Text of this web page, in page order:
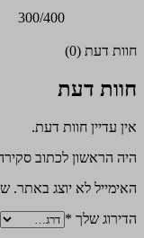
300/400
חוות דעת (0)
חוות דעת
אין עדיין חוות דעת.
היה הראשון לכתוב
האימייל לא יוצג באתר.
הדירוג שלך *